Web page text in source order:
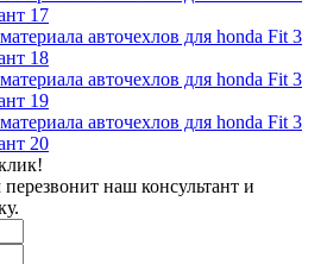
наш консультант и